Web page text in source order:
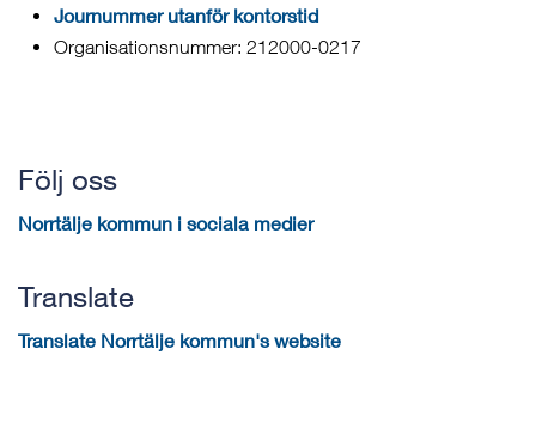
Journummer utanför kontorstid
Organisationsnummer: 212000-0217
Följ oss
Norrtälje kommun i sociala medier
Translate
Translate Norrtälje kommun's website